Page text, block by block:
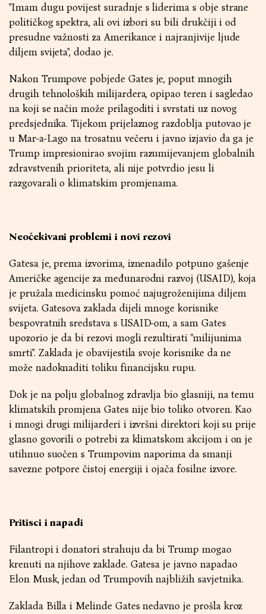
"Imam dugu povijest suradnje s liderima s obje strane
političkog spektra, ali ovi izbori su bili drukčiji i od
presudne važnosti za Amerikance i najranjivije ljude
diljem svijeta", dodao je.
Nakon Trumpove pobjede Gates je, poput mnogih
drugih tehnoloških milijardera, opipao teren i sagledao
na koji se način može prilagoditi i svrstati uz novog
predsjednika. Tijekom prijelaznog razdoblja putovao je
u Mar-a-Lago na trosatnu večeru i javno izjavio da ga je
Trump impresionirao svojim razumijevanjem globalnih
zdravstvenih prioriteta, ali nije potvrdio jesu li
razgovarali o klimatskim promjenama.
Neočekivani problemi i novi rezovi
Gatesa je, prema izvorima, iznenadilo potpuno gašenje
Američke agencije za međunarodni razvoj (USAID), koja
je pružala medicinsku pomoć najugroženijima diljem
svijeta. Gatesova zaklada dijeli mnoge korisnike
bespovratnih sredstava s USAID-om, a sam Gates
upozorio je da bi rezovi mogli rezultirati "milijunima
smrti". Zaklada je obavijestila svoje korisnike da ne
može nadoknaditi toliku financijsku rupu.
Dok je na polju globalnog zdravlja bio glasniji, na temu
klimatskih promjena Gates nije bio toliko otvoren. Kao
i mnogi drugi milijarderi i izvršni direktori koji su prije
glasno govorili o potrebi za klimatskom akcijom i on je
utihnuo suočen s Trumpovim naporima da smanji
savezne potpore čistoj energiji i ojača fosilne izvore.
Pritisci i napadi
Filantropi i donatori strahuju da bi Trump mogao
krenuti na njihove zaklade. Gatesa je javno napadao
Elon Musk, jedan od Trumpovih najbližih savjetnika.
Zaklada Billa i Melinde Gates nedavno je prošla kroz